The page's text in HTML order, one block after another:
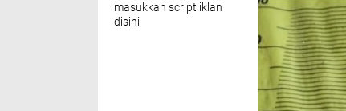
masukkan script iklan
disini